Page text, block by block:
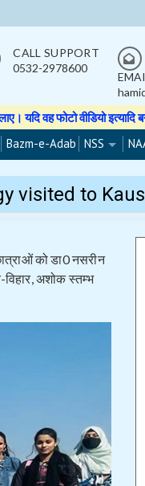
CALL SUPPORT
0532-2978600
बनाती हुई पाई जाती है
Bazm-e-Adab NSS
visited to
को डा0 नसरीन
विहार, अशोक स्तम्भ